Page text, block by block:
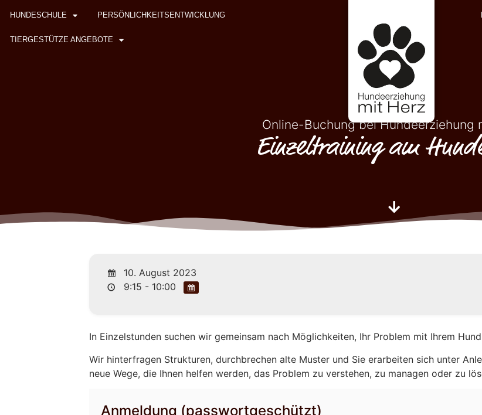
HUNDESCHULE PERSÖNLICHKEITSENTWICKLUNG
TIERGESTÜTZE ANGEBOTE
Online-Buchung bei Hundeerziehung
Einzeltraining am
10. August 2023
9:15 - 10:00
In Einzelstunden suchen wir gemeinsam nach Möglichkeiten, Ihr Problem mit Ihrem
Wir hinterfragen Strukturen, durchbrechen alte Muster und Sie erarbeiten sich unter
neue Wege, die Ihnen helfen werden, das Problem zu verstehen, zu managen oder zu
Anmeldung (passwortgeschützt)